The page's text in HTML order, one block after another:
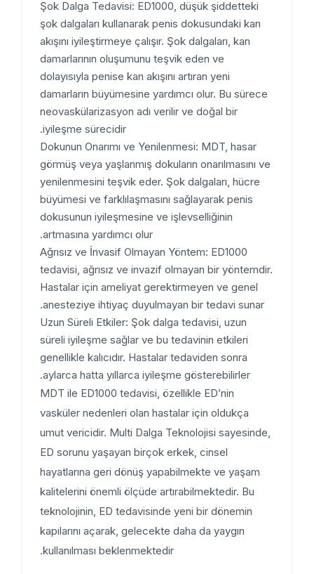
Şok Dalga Tedavisi: ED1000, düşük şiddetteki
şok dalgaları kullanarak penis dokusundaki kan
akışını iyileştirmeye çalışır. Şok dalgaları, kan
damarlarının oluşumunu teşvik eden ve
dolayısıyla penise kan akışını artıran yeni
damarların büyümesine yardımcı olur. Bu sürece
neovaskülarizasyon adı verilir ve doğal bir
iyileşme sürecidir.
Dokunun Onarımı ve Yenilenmesi: MDT, hasar
görmüş veya yaşlanmış dokuların onarılmasını ve
yenilenmesini teşvik eder. Şok dalgaları, hücre
büyümesi ve farklılaşmasını sağlayarak penis
dokusunun iyileşmesine ve işlevselliğinin
artmasına yardımcı olur.
Ağrısız ve İnvasif Olmayan Yöntem: ED1000
tedavisi, ağrısız ve invazif olmayan bir yöntemdir.
Hastalar için ameliyat gerektirmeyen ve genel
anesteziye ihtiyaç duyulmayan bir tedavi sunar.
Uzun Süreli Etkiler: Şok dalga tedavisi, uzun
süreli iyileşme sağlar ve bu tedavinin etkileri
genellikle kalıcıdır. Hastalar tedaviden sonra
aylarca hatta yıllarca iyileşme gösterebilirler.
MDT ile ED1000 tedavisi, özellikle ED’nin
vasküler nedenleri olan hastalar için oldukça
umut vericidir. Multi Dalga Teknolojisi sayesinde,
ED sorunu yaşayan birçok erkek, cinsel
hayatlarına geri dönüş yapabilmekte ve yaşam
kalitelerini önemli ölçüde artırabilmektedir. Bu
teknolojinin, ED tedavisinde yeni bir dönemin
kapılarını açarak, gelecekte daha da yaygın
kullanılması beklenmektedir.